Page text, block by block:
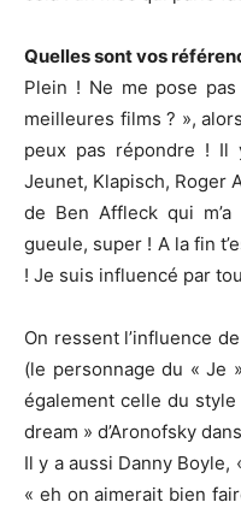
Quelles sont vos
Plein ! Ne me pose
meilleures films ? »,
peux pas répondre ! Il
Jeunet, Klapisch, Roger
de Ben Affleck qui
gueule, super ! A la fin
! Je suis influencé par
On ressent l’influence
(le personnage du « Je
également celle du
dream » d’Aronofsky
Il y a aussi Danny Boyle,
« eh on aimerait bien